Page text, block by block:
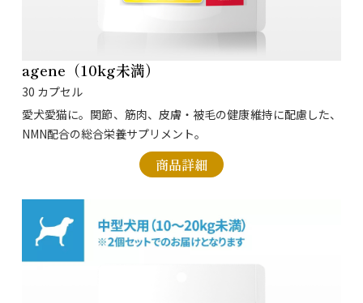
商品詳細
agene（10kg未満）
30 カプセル
愛犬愛猫に。関節、筋肉、皮膚・被毛の健康維持に配慮した、
NMN配合の総合栄養サプリメント。